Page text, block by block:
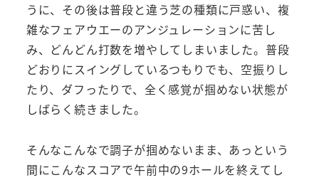
うに、その後は普段と違う芝の種類に戸惑い、複
雑なフェアウエーのアンジュレーションに苦し
み、どんどん打数を増やしてしまいました。普段
どおりにスイングしているつもりでも、空振りし
たり、ダフったりで、全く感覚が掴めない状態が
しばらく続きました。
そんなこんなで調子が掴めないまま、あっという
間にこんなスコアで午前中の9ホールを終えてし